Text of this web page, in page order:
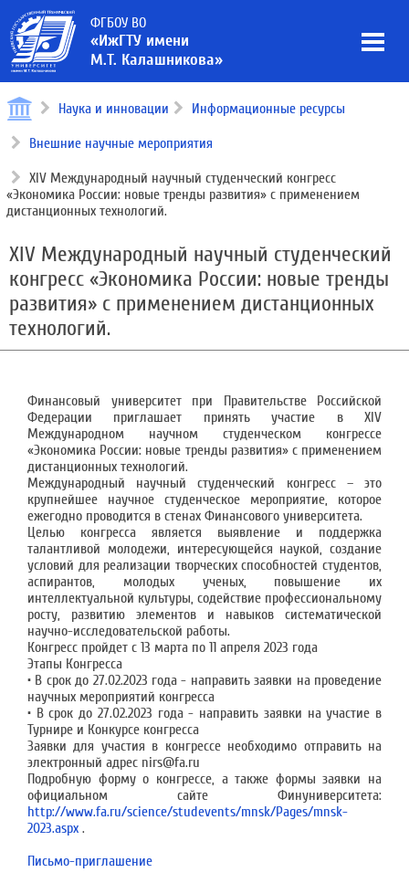
ФГБОУ ВО
«ИжГТУ имени
М.Т. Калашникова»
Наука и инновации Информационные ресурсы
Внешние научные мероприятия
XIV Международный научный студенческий конгресс
«Экономика России: новые тренды развития» с применением
дистанционных технологий.
XIV Международный научный студенческий
конгресс «Экономика России: новые тренды
развития» с применением дистанционных
технологий.
Финансовый университет при Правительстве Российской
Федерации приглашает принять участие в XIV
Международном научном студенческом конгрессе
«Экономика России: новые тренды развития» с применением
дистанционных технологий.
Международный научный студенческий конгресс – это
крупнейшее научное студенческое мероприятие, которое
ежегодно проводится в стенах Финансового университета.
Целью конгресса является выявление и поддержка
талантливой молодежи, интересующейся наукой, создание
условий для реализации творческих способностей студентов,
аспирантов, молодых ученых, повышение их
интеллектуальной культуры, содействие профессиональному
росту, развитию элементов и навыков систематической
научно-исследовательской работы.
Конгресс пройдет с 13 марта по 11 апреля 2023 года
Этапы Конгресса
• В срок до 27.02.2023 года - направить заявки на проведение
научных мероприятий конгресса
• В срок до 27.02.2023 года - направить заявки на участие в
Турнире и Конкурсе конгресса
Заявки для участия в конгрессе необходимо отправить на
электронный адрес nirs@fa.ru
Подробную форму о конгрессе, а также формы заявки на
официальном сайте Финуниверситета:
http://www.fa.ru/science/studevents/mnsk/Pages/mnsk-
2023.aspx .
Письмо-приглашение